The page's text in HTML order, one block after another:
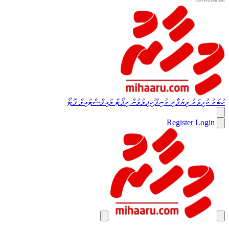
ހަބަރުކުޅިވަރު ވިޔަފާރި މުނިފޫހިފިލުވުންރިޕޯޓް ލައިފްސްޓައިލް ފޮޓޯ
RegisterLogin